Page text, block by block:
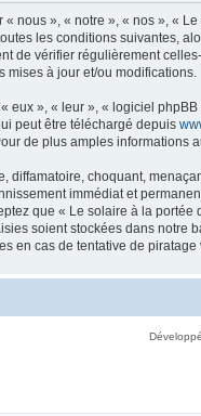
nous », « notre », « nos », «
les conditions suivantes,
de vérifier régulièrement
mises à jour et/ou modifications.
», « leur », « logiciel
peut être téléchargé depuis
de plus amples informations
choquant,
immédiat et
que « Le solaire à la
soient stockées dans
en cas de tentative de